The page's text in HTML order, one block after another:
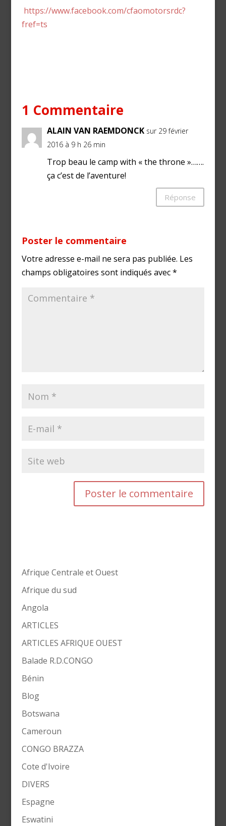
https://www.facebook.com/cfaomotorsrdc?
fref=ts
1 Commentaire
ALAIN VAN RAEMDONCK sur 29 février
2016 à 9 h 26 min
Trop beau le camp with « the throne »…….
ça c’est de l’aventure!
Réponse
Poster le commentaire
Votre adresse e-mail ne sera pas publiée. Les
champs obligatoires sont indiqués avec*
Afrique Centrale et Ouest
Afrique du sud
Angola
ARTICLES
ARTICLES AFRIQUE OUEST
Balade R.D.CONGO
Bénin
Blog
Botswana
Cameroun
CONGO BRAZZA
Cote d'Ivoire
DIVERS
Espagne
Eswatini